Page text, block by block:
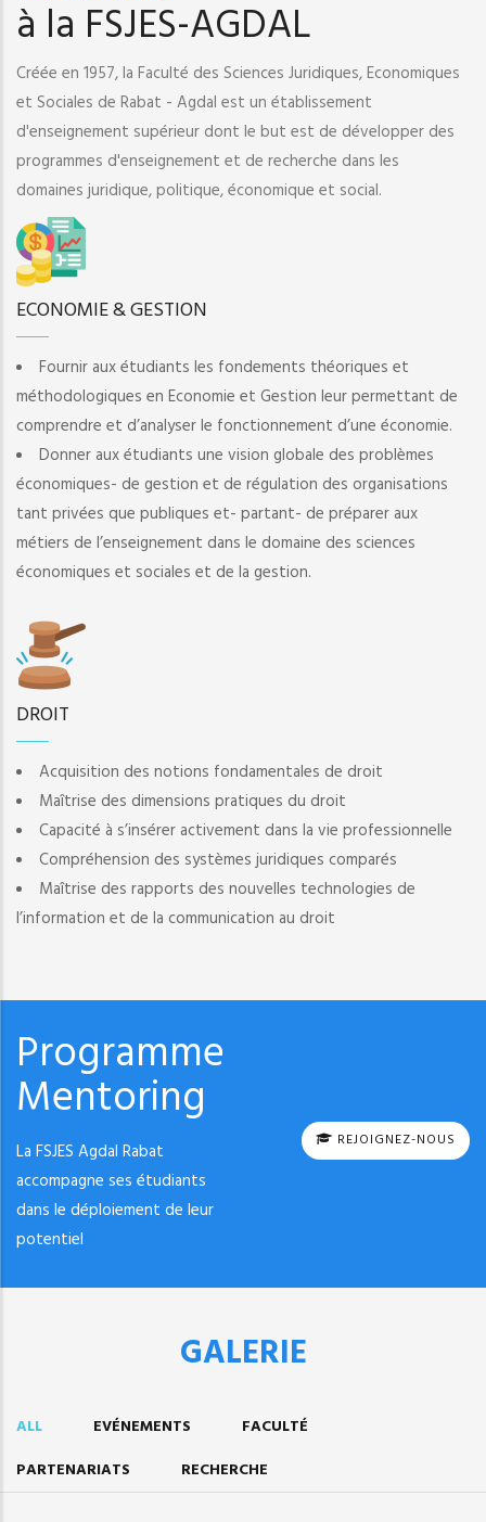
à la FSJES-AGDAL
Créée en 1957, la Faculté des Sciences Juridiques, Economiques
et Sociales de Rabat - Agdal est un établissement
d'enseignement supérieur dont le but est de développer des
programmes d'enseignement et de recherche dans les
domaines juridique, politique, économique et social.
ECONOMIE & GESTION
Fournir aux étudiants les fondements théoriques et
méthodologiques en Economie et Gestion leur permettant de
comprendre et d’analyser le fonctionnement d’une économie.
Donner aux étudiants une vision globale des problèmes
économiques- de gestion et de régulation des organisations
tant privées que publiques et- partant- de préparer aux
métiers de l’enseignement dans le domaine des sciences
économiques et sociales et de la gestion.
DROIT
Acquisition des notions fondamentales de droit
Maîtrise des dimensions pratiques du droit
Capacité à s’insérer activement dans la vie professionnelle
Compréhension des systèmes juridiques comparés
Maîtrise des rapports des nouvelles technologies de
l’information et de la communication au droit
Programme
Mentoring
La FSJES Agdal Rabat
accompagne ses étudiants
dans le déploiement de leur
potentiel
REJOIGNEZ-NOUS
GALERIE
ALL EVÉNEMENTS
FACULTÉ
PARTENARIATS
RECHERCHE